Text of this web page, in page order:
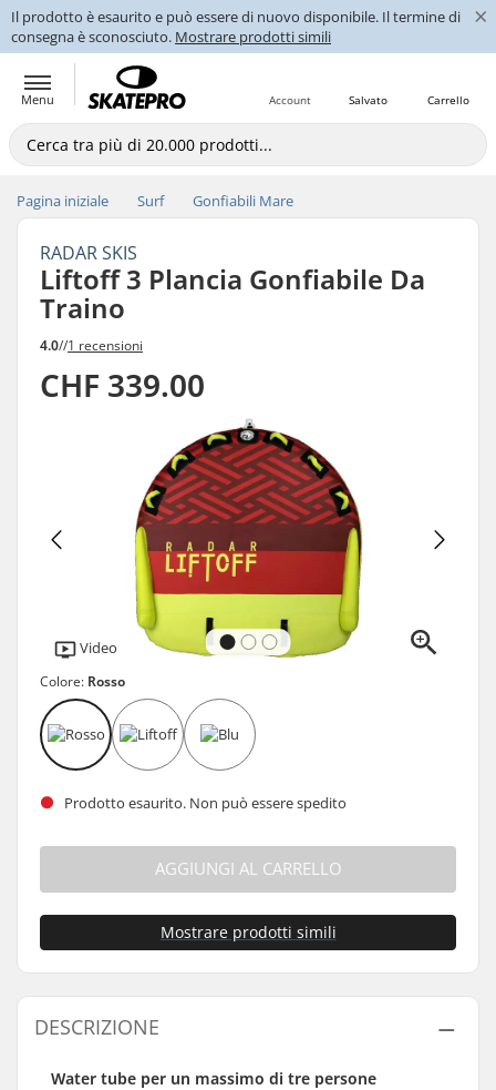
Il prodotto è esaurito e può essere di nuovo disponibile. Il termine di
consegna è sconosciuto. Mostrare prodotti simili
×
Menu Carrello
Salvato
Account
Pagina iniziale Surf Gonfiabili Mare
RADAR SKIS
Liftoff 3 Plancia Gonfiabile Da
Traino
4.0//1 recensioni
CHF 339.00
Video
Colore: Rosso
Prodotto esaurito. Non può essere spedito
AGGIUNGI AL CARRELLO
Mostrare prodotti simili
DESCRIZIONE
Water tube per un massimo di tre persone